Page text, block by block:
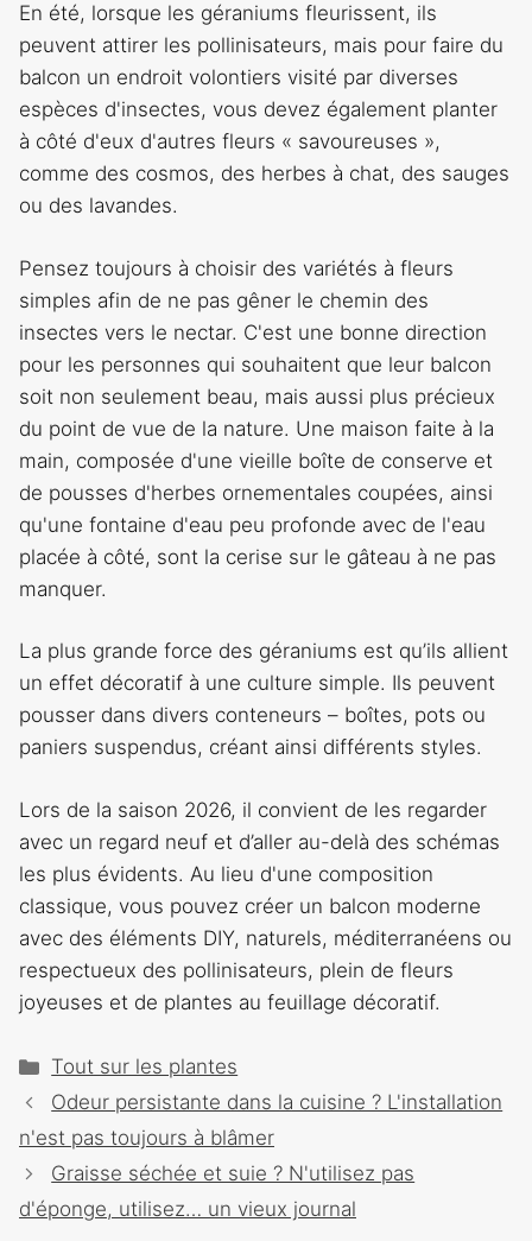
En été, lorsque les géraniums fleurissent, ils
peuvent attirer les pollinisateurs, mais pour faire du
balcon un endroit volontiers visité par diverses
espèces d'insectes, vous devez également planter
à côté d'eux d'autres fleurs « savoureuses »,
comme des cosmos, des herbes à chat, des sauges
ou des lavandes.
Pensez toujours à choisir des variétés à fleurs
simples afin de ne pas gêner le chemin des
insectes vers le nectar. C'est une bonne direction
pour les personnes qui souhaitent que leur balcon
soit non seulement beau, mais aussi plus précieux
du point de vue de la nature. Une maison faite à la
main, composée d'une vieille boîte de conserve et
de pousses d'herbes ornementales coupées, ainsi
qu'une fontaine d'eau peu profonde avec de l'eau
placée à côté, sont la cerise sur le gâteau à ne pas
manquer.
La plus grande force des géraniums est qu’ils allient
un effet décoratif à une culture simple. Ils peuvent
pousser dans divers conteneurs – boîtes, pots ou
paniers suspendus, créant ainsi différents styles.
Lors de la saison 2026, il convient de les regarder
avec un regard neuf et d’aller au-delà des schémas
les plus évidents. Au lieu d'une composition
classique, vous pouvez créer un balcon moderne
avec des éléments DIY, naturels, méditerranéens ou
respectueux des pollinisateurs, plein de fleurs
joyeuses et de plantes au feuillage décoratif.
Catégories
Tout sur les plantes
Navigation
des
articles
Odeur persistante dans la cuisine ? L'installation
n'est pas toujours à blâmer
Graisse séchée et suie ? N'utilisez pas
d'éponge, utilisez… un vieux journal